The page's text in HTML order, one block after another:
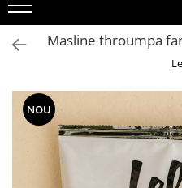
MĂSLINE
NUCI ȘI SEMINȚE
FRUCTE DESHIDRATATE
FRUCTE LA CONSERVĂ
OȚETURI ȘI SOSURI
FĂINĂ FĂRĂ GLUTEN
BĂUTURI / LAPTE VEGETAL
Masline throumpa
NOU